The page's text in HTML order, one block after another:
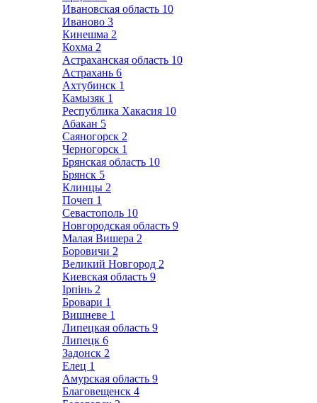
Ивановская область 10
Иваново 3
Кинешма 2
Кохма 2
Астраханская область 10
Астрахань 6
Ахтубинск 1
Камызяк 1
Республика Хакасия 10
Абакан 5
Саяногорск 2
Черногорск 1
Брянская область 10
Брянск 5
Клинцы 2
Почеп 1
Севастополь 10
Новгородская область 9
Малая Вишера 2
Боровичи 2
Великий Новгород 2
Киевская область 9
Ірпінь 2
Бровари 1
Вишневе 1
Липецкая область 9
Липецк 6
Задонск 2
Елец 1
Амурская область 9
Благовещенск 4